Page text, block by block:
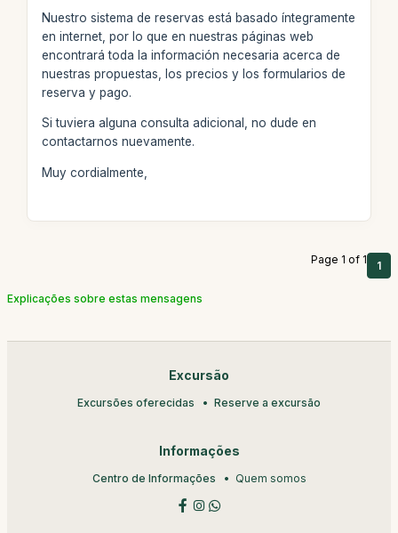
Nuestro sistema de reservas está basado íntegramente
en internet, por lo que en nuestras páginas web
encontrará toda la información necesaria acerca de
nuestras propuestas, los precios y los formularios de
reserva y pago.
Si tuviera alguna consulta adicional, no dude en
contactarnos nuevamente.
Muy cordialmente,
Page 1 of 1 1
Explicações sobre estas mensagens
Excursão
Excursões oferecidas Reserve a excursão
Informações
Centro de Informações Quem somos